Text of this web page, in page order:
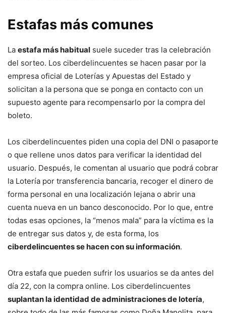
Estafas más comunes
La estafa más habitual suele suceder tras la celebración
del sorteo. Los ciberdelincuentes se hacen pasar por la
empresa oficial de Loterías y Apuestas del Estado y
solicitan a la persona que se ponga en contacto con un
supuesto agente para recompensarlo por la compra del
boleto.
Los ciberdelincuentes piden una copia del DNI o pasaporte
o que rellene unos datos para verificar la identidad del
usuario. Después, le comentan al usuario que podrá cobrar
la Lotería por transferencia bancaria, recoger el dinero de
forma personal en una localización lejana o abrir una
cuenta nueva en un banco desconocido. Por lo que, entre
todas esas opciones, la “menos mala” para la víctima es la
de entregar sus datos y, de esta forma, los
ciberdelincuentes se hacen con su información.
Otra estafa que pueden sufrir los usuarios se da antes del
día 22, con la compra online. Los ciberdelincuentes
suplantan la identidad de administraciones de lotería,